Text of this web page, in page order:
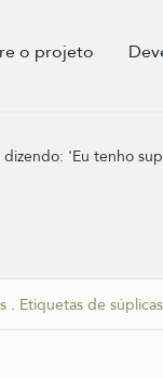
o projeto
'Eu tenho
. Etiquetas de súplicas